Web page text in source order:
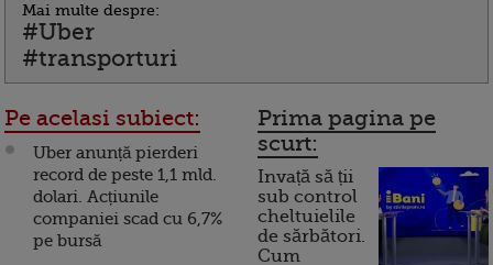
Mai multe despre:
#Uber
#transporturi
Pe acelasi subiect:
Uber anunță pierderi
record de peste 1,1 mld.
dolari. Acțiunile
companiei scad cu 6,7%
pe bursă
Prima pagina pe
scurt:
Invață să ții
sub control
cheltuielile
de sărbători.
Cum